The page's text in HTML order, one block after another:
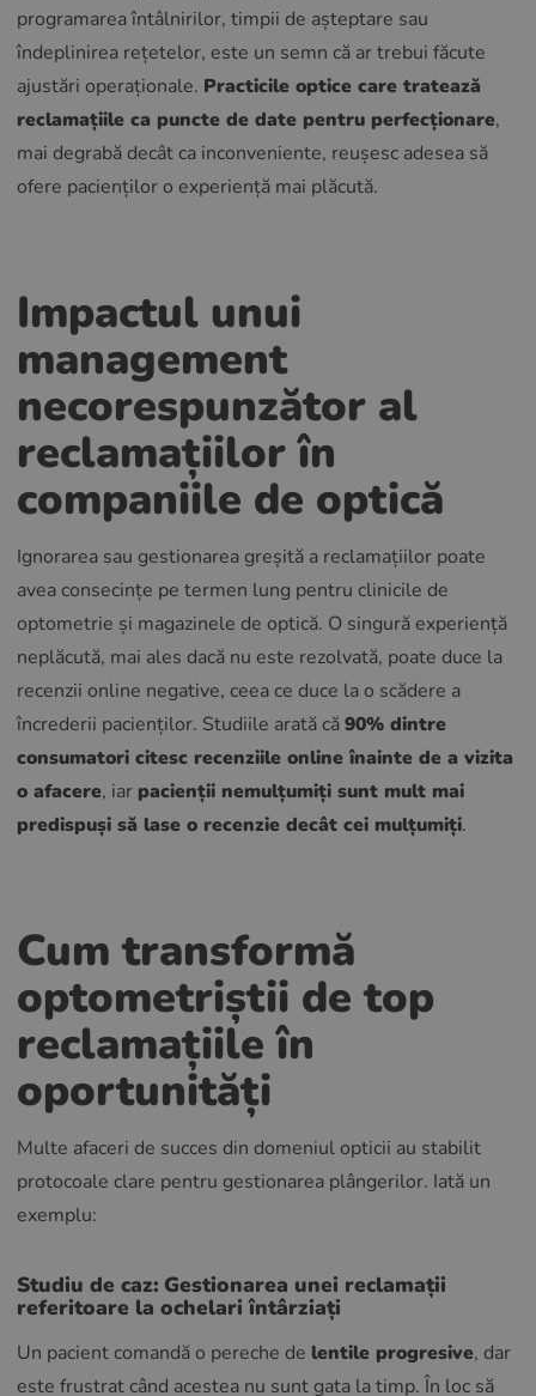
programarea întâlnirilor, timpii de așteptare sau
îndeplinirea rețetelor, este un semn că ar trebui făcute
ajustări operaționale. Practicile optice care tratează
reclamațiile ca puncte de date pentru perfecționare,
mai degrabă decât ca inconveniente, reușesc adesea să
ofere pacienților o experiență mai plăcută.
Impactul unui
management
necorespunzător al
reclamațiilor în
companiile de optică
Ignorarea sau gestionarea greșită a reclamațiilor poate
avea consecințe pe termen lung pentru clinicile de
optometrie și magazinele de optică. O singură experiență
neplăcută, mai ales dacă nu este rezolvată, poate duce la
recenzii online negative, ceea ce duce la o scădere a
încrederii pacienților. Studiile arată că90% dintre
consumatori citesc recenziile online înainte de a vizita
o afacere, iar pacienții nemulțumiți sunt mult mai
predispuși să lase o recenzie decât cei mulțumiți.
Cum transformă
optometriștii de top
reclamațiile în
oportunități
Multe afaceri de succes din domeniul opticii au stabilit
protocoale clare pentru gestionarea plângerilor. Iată un
exemplu:
Studiu de caz: Gestionarea unei reclamații
referitoare la ochelari întârziați
Un pacient comandă o pereche de lentile progresive, dar
este frustrat când acestea nu sunt gata la timp. În loc să